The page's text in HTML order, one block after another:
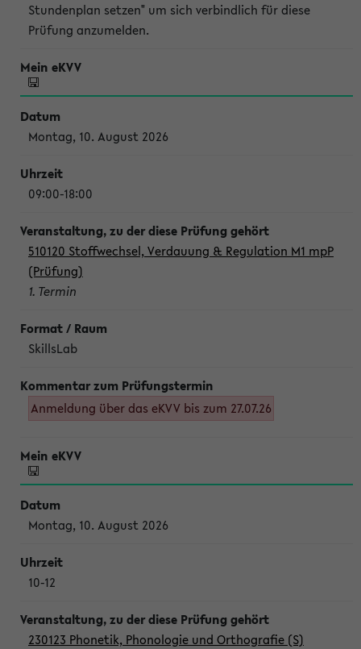
Stundenplan setzen" um sich verbindlich für diese
Prüfung anzumelden.
Montag, 10. August 2026
09:00-18:00
510120 Stoffwechsel, Verdauung & Regulation M1 mpP
(Prüfung)
1. Termin
SkillsLab
Anmeldung über das eKVV bis zum 27.07.26
Montag, 10. August 2026
10-12
230123 Phonetik, Phonologie und Orthografie (S)